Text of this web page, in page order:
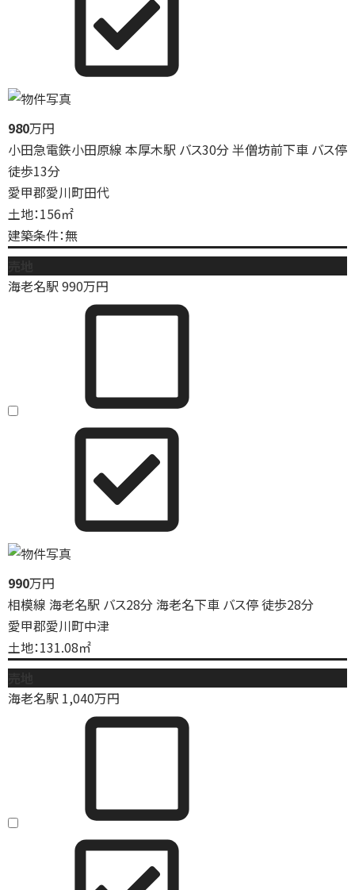
980万円
小田急電鉄小田原線 本厚木駅 バス30分 半僧坊前下車 バス停
徒歩13分
愛甲郡愛川町田代
土地：156㎡
建築条件：無
海老名駅990万円
990万円
相模線 海老名駅 バス28分 海老名下車 バス停 徒歩28分
愛甲郡愛川町中津
土地：131.08㎡
海老名駅 1,040万円